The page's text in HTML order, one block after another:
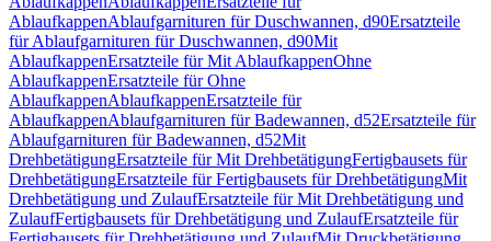
AblaufkappenAblaufgarnituren für Duschwannen, d90Ersatzteile
für Ablaufgarnituren für Duschwannen, d90Mit
AblaufkappenErsatzteile für Mit AblaufkappenOhne
AblaufkappenErsatzteile für Ohne
AblaufkappenAblaufkappenErsatzteile für
AblaufkappenAblaufgarnituren für Badewannen, d52Ersatzteile für
Ablaufgarnituren für Badewannen, d52Mit
DrehbetätigungErsatzteile für Mit DrehbetätigungFertigbausets für
DrehbetätigungErsatzteile für Fertigbausets für DrehbetätigungMit
Drehbetätigung und ZulaufErsatzteile für Mit Drehbetätigung und
ZulaufFertigbausets für Drehbetätigung und ZulaufErsatzteile für